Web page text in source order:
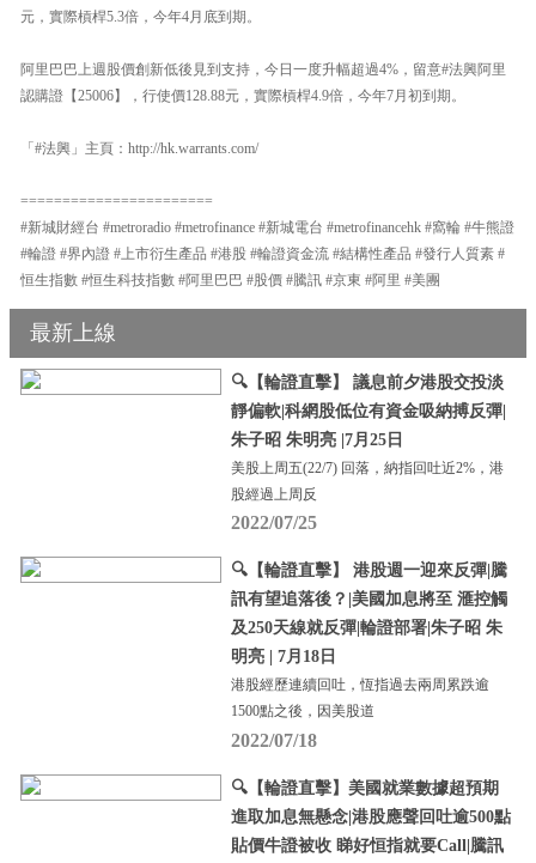
元，實際槓桿5.3倍，今年4月底到期。
阿里巴巴上週股價創新低後見到支持，今日一度升幅超過4%，留意#法興阿里
認購證【25006】，行使價128.88元，實際槓桿4.9倍，今年7月初到期。
「#法興」主頁：http://hk.warrants.com/
=======================
#新城財經台 #metroradio #metrofinance #新城電台 #metrofinancehk #窩輪 #牛熊證
#輪證 #界內證 #上市衍生產品 #港股 #輪證資金流 #結構性產品 #發行人質素 #
恒生指數 #恒生科技指數 #阿里巴巴 #股價 #騰訊 #京東 #阿里 #美團
最新上線
🔍【輪證直擊】 議息前夕港股交投淡
靜偏軟|科網股低位有資金吸納搏反彈|
朱子昭 朱明亮 |7月25日
美股上周五(22/7) 回落，納指回吐近2%，港
股經過上周反
2022/07/25
🔍【輪證直擊】 港股週一迎來反彈|騰
訊有望追落後？|美國加息將至 滙控觸
及250天線就反彈|輪證部署|朱子昭 朱
明亮 | 7月18日
港股經歷連續回吐，恆指過去兩周累跌逾
1500點之後，因美股道
2022/07/18
🔍【輪證直擊】美國就業數據超預期
進取加息無懸念|港股應聲回吐逾500點
貼價牛證被收 睇好恒指就要Call|騰訊